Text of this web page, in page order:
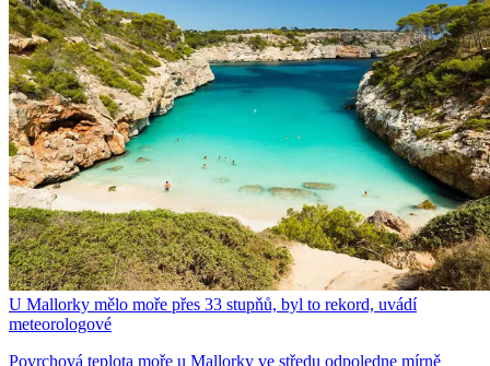
U Mallorky mělo moře přes 33 stupňů, byl to rekord, uvádí
meteorologové
Povrchová teplota moře u Mallorky ve středu odpoledne mírně